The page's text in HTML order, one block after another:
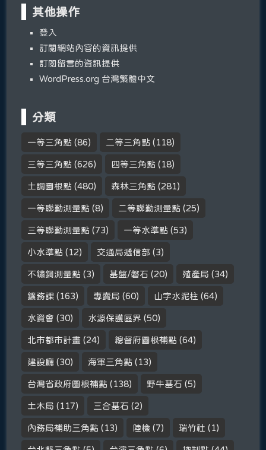
其他操作
登入
訂閱網站內容的資訊提供
訂閱留言的資訊提供
WordPress.org 台灣繁體中文
分類
一等三角點 (86) 二等三角點 (118)
三等三角點 (626) 四等三角點 (18)
土調圖根點 (480) 森林三角點 (281)
一等聯勤測量點 (8) 二等聯勤測量點 (25)
三等聯勤測量點 (73) 一等水準點 (53)
小水準點 (12) 交通局遞信部 (3)
不鏽鋼測量點 (3) 基盤/磐石 (20) 殖產局 (34)
鑛務課 (163) 專賣局 (60) 山字水泥柱 (64)
水資會 (30) 水源保護區界 (50)
北市都市計畫 (24) 總督府圖根補點 (64)
建設廳 (30) 海軍三角點 (13)
台灣省政府圖根補點 (138) 野牛基石 (5)
土木局 (117) 三合基石 (2)
內務局補助三角點 (13) 陸檢 (7) 瑞竹社 (1)